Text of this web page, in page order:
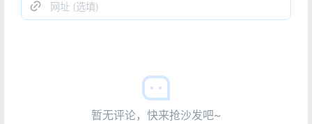
暂无评论，快来抢沙发吧~